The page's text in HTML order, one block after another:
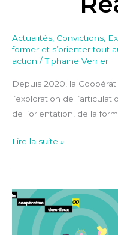
Actualités Convictions
former et s’orienter tout
action /Tiphaine Verrier
Depuis 2020, la
l’exploration de
de l’orientation, de la
Lire la suite »
Un
dispositif
d’accompagnement